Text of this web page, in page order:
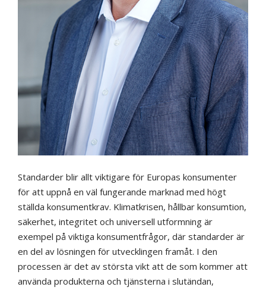
Standarder blir allt viktigare för Europas konsumenter
för att uppnå en väl fungerande marknad med högt
ställda konsumentkrav. Klimatkrisen, hållbar konsumtion,
säkerhet, integritet och universell utformning är
exempel på viktiga konsumentfrågor, där standarder är
en del av lösningen för utvecklingen framåt. I den
processen är det av största vikt att de som kommer att
använda produkterna och tjänsterna i slutändan,